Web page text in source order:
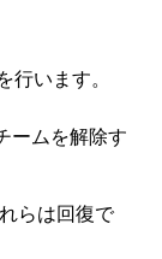
行います。
ームを解除す
らは回復で